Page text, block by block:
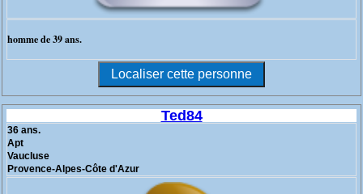
homme de 39 ans.
Ted84
36 ans.
Apt
Vaucluse
Provence-Alpes-Côte d'Azur